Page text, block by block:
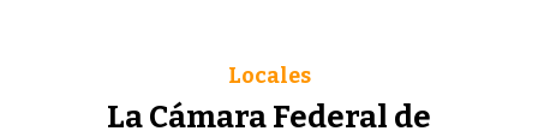
La Cámara Federal de
Locales